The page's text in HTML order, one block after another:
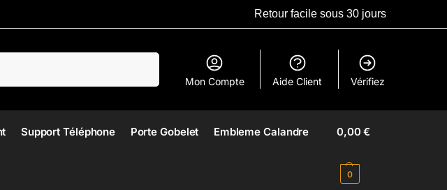
Retour facile sous 30 jours
Mon Compte Aide Client Vérifiez
Support Téléphone Porte Gobelet Embleme Calandre​ 0,00€
0